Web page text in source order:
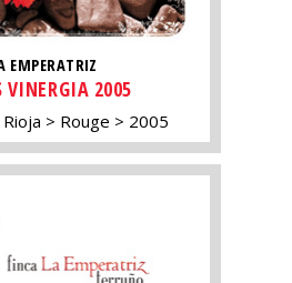
EMPERATRIZ
VINERGIA 2005
Rioja Rouge 2005